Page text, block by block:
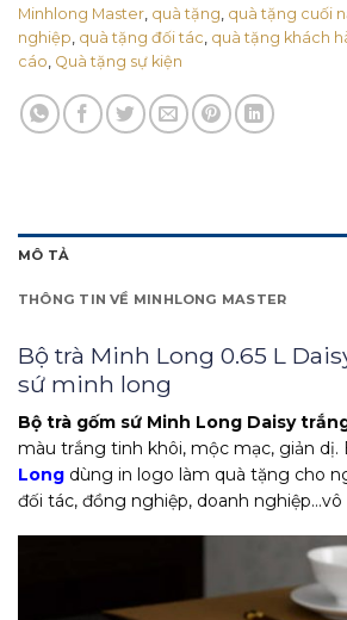
Minhlong Master quà tặng quà tặng cuối
nghiệp quà tặng đối tác quà tặng khách
cáo Quà tặng sự kiện
MÔ TẢ
THÔNG TIN VỀ MINHLONG MASTER
Bộ trà Minh Long 0.65 L
sứ minh long
Bộ trà gốm sứ Minh Long Daisy
màu trắng tinh khôi, mộc mạc, giản dị.
Long dùng in logo làm quà tặng cho
đối tác, đồng nghiệp, doanh